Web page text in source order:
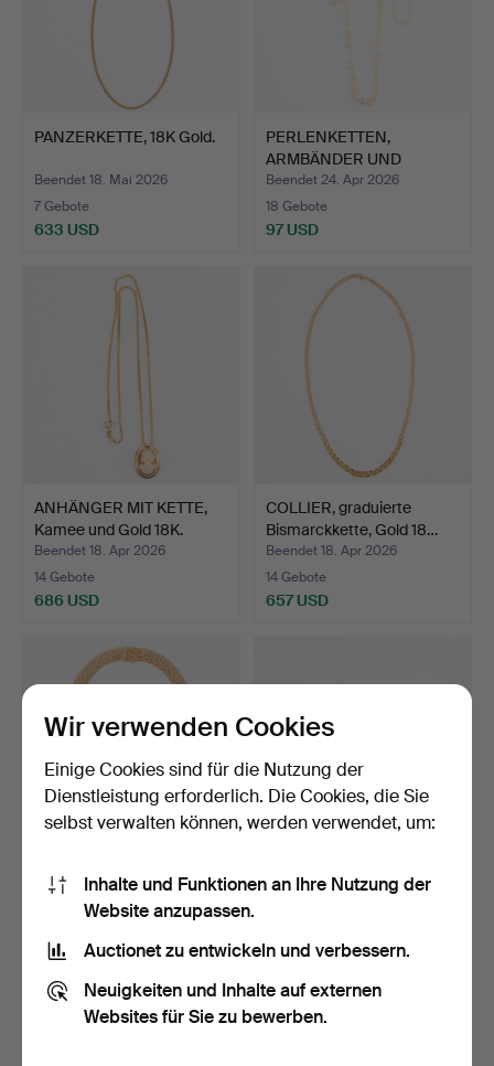
PANZERKETTE, 18K Gold.
Beendet 18. Mai 2026
7 Gebote
633 USD
PERLENKETTEN,
ARMBÄNDER UND
OHRRINGE, Perl…
Beendet 24. Apr 2026
18 Gebote
97 USD
ANHÄNGER MIT KETTE,
Kamee und Gold 18K.
Beendet 18. Apr 2026
14 Gebote
686 USD
COLLIER, graduierte
Bismarckkette, Gold 18…
Beendet 18. Apr 2026
14 Gebote
657 USD
COLLIER, dosierte X-
Gliederkette, 18K Gold…
Beendet 17. Apr 2026
5 Gebote
STIGBERT, 3-teiliges
Garnitur, Silber, Sto…
36 Gebote
Wir verwenden Cookies
Einige Cookies sind für die Nutzung der
Dienstleistung erforderlich. Die Cookies, die Sie
selbst verwalten können, werden verwendet, um:
Inhalte und Funktionen an Ihre Nutzung der
Website anzupassen.
Auctionet zu entwickeln und verbessern.
Neuigkeiten und Inhalte auf externen
Websites für Sie zu bewerben.